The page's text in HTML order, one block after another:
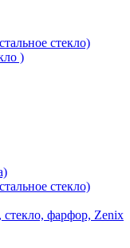
стекло)
)
стекло)
фарфор, Zenix